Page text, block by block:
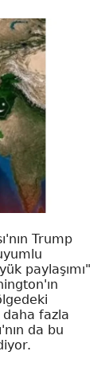
Trump
paylaşımı"
fazla
da bu